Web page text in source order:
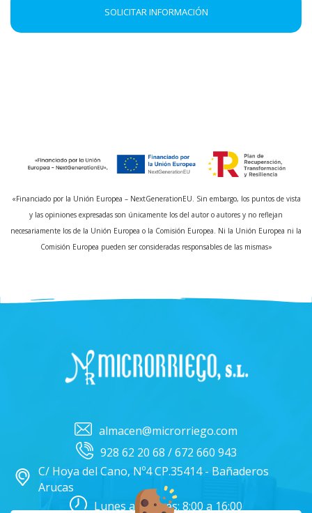
SOLICITAR INFORMACIÓN
«Financiado por la Unión Europea – NextGenerationEU. Sin embargo, los puntos de vista
y las opiniones expresadas son únicamente los del autor o autores y no reflejan
necesariamente los de la Unión Europea o la Comisión Europea. Ni la Unión Europea ni la
Comisión Europea pueden ser consideradas responsables de las mismas»
almacen@microrriego.com
928 62 20 68 / 672 660 943
C/ Hoya del Cano, Nº4 CP.35414 - Bañaderos
Arucas
Lunes a Viernes: 8:00 a 16:00